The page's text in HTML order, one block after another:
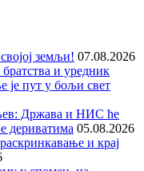
земљи! 07.08.2026
и уредник
је пут у бољи свет
Држава и НИС ће
дериватима 05.08.2026
и крај